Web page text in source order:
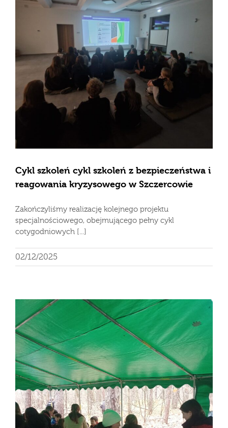
Cykl szkoleń cykl szkoleń z bezpieczeństwa i
reagowania kryzysowego w Szczercowie
Zakończyliśmy realizację kolejnego projektu
specjalnościowego, obejmującego pełny cykl
cotygodniowych [...]
02/12/2025